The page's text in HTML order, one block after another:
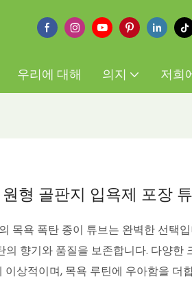
우리에 대해 의지 저희
형 골판지 입욕제 포장
목욕 폭탄 종이 튜브는 완벽한 선택
향기와 품질을 보존합니다. 다양한
상적이며, 목욕 루틴에 우아함을 더